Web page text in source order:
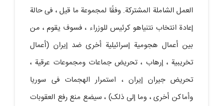
العمل الشاملة المشترکة. وفقًا لمجموعة ما قیل ، فی حالة
إعادة انتخاب نتنیاهو کرئیس للوزراء ، فسوف یقوم ، من
بین أعمال هجومیة إسرائیلیة أخرى ضد إیران (أعمال
تخریبیة ، إرهاب ، تحریض جماعات ومجموعات عرقیة ،
تحریض جیران إیران ، استمرار الهجمات فی سوریا
وأماکن أخرى ، وما إلى ذلک) ، سیضع منع رفع العقوبات